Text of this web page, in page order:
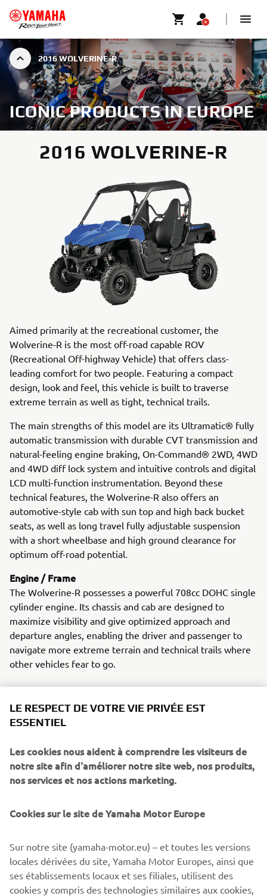
2016 WOLVERINE-R
ICONIC PRODUCTS IN EUROPE
2016 WOLVERINE-R
Aimed primarily at the recreational customer, the
Wolverine-R is the most off-road capable ROV
(Recreational Off-highway Vehicle) that offers class-
leading comfort for two people. Featuring a compact
design, look and feel, this vehicle is built to traverse
extreme terrain as well as tight, technical trails.
The main strengths of this model are its Ultramatic® fully
automatic transmission with durable CVT transmission and
natural-feeling engine braking, On-Command® 2WD, 4WD
and 4WD diff lock system and intuitive controls and digital
LCD multi-function instrumentation. Beyond these
technical features, the Wolverine-R also offers an
automotive-style cab with sun top and high back bucket
seats, as well as long travel fully adjustable suspension
with a short wheelbase and high ground clearance for
optimum off-road potential.
Engine / Frame
The Wolverine-R possesses a powerful 708cc DOHC single
cylinder engine. Its chassis and cab are designed to
maximize visibility and give optimized approach and
departure angles, enabling the driver and passenger to
navigate more extreme terrain and technical trails where
other vehicles fear to go.
2016 YXZ1000R
©Yamaha Motor Europe N.V. / Yamaha Motor Co., Ltd.
never be used for commercial or non-commercial
purposes without the explicit written consent of Yamaha
Motor Europe N.V. and/or Yamaha Motor Co., Ltd.
LE RESPECT DE VOTRE VIE PRIVÉE EST
ESSENTIEL
Les cookies nous aident à comprendre les visiteurs de
notre site afin d'améliorer notre site web, nos produits,
nos services et nos actions marketing.
Cookies sur le site de Yamaha Motor Europe
Sur notre site (yamaha-motor.eu) – et toutes les versions
locales dérivées du site, Yamaha Motor Europes, ainsi que
ses établissements locaux et ses filiales, utilisent des
cookies y compris des technologies similaires aux cookies,